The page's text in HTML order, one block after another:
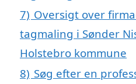
7) Oversigt over
tagmaling i Sønder
Holstebro kommune
8) Søg efter en